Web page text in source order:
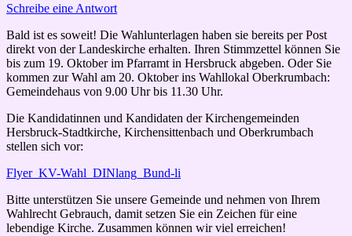
Schreibe eine Antwort
Bald ist es soweit! Die Wahlunterlagen haben sie bereits per Post
direkt von der Landeskirche erhalten. Ihren Stimmzettel können Sie
bis zum 19. Oktober im Pfarramt in Hersbruck abgeben. Oder Sie
kommen zur Wahl am 20. Oktober ins Wahllokal Oberkrumbach:
Gemeindehaus von 9.00 Uhr bis 11.30 Uhr.
Die Kandidatinnen und Kandidaten der Kirchengemeinden
Hersbruck-Stadtkirche, Kirchensittenbach und Oberkrumbach
stellen sich vor:
Flyer_KV-Wahl_DINlang_Bund-li
Bitte unterstützen Sie unsere Gemeinde und nehmen von Ihrem
Wahlrecht Gebrauch, damit setzen Sie ein Zeichen für eine
lebendige Kirche. Zusammen können wir viel erreichen!